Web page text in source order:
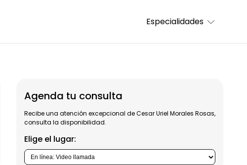
Especialidades
Agenda tu consulta
Recibe una atención excepcional de Cesar Uriel Morales Rosas,
consulta la disponibilidad.
Elige el lugar: